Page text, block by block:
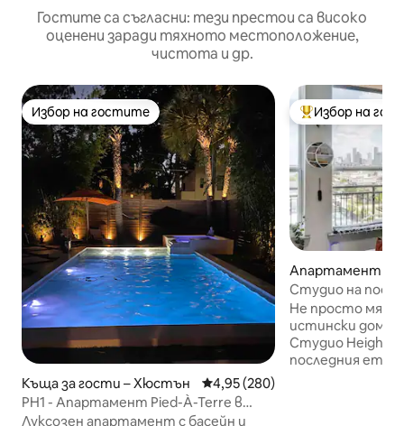
Гостите са съгласни: тези престои са високо
оценени заради тяхното местоположение,
чистота и др.
Избор на гостите
Избор на гостите
Къща за гости – Хюстън Средна оценка: 4,95 от 5,
4,95 (280)
PH1 - Апартамент Pied-À-Terre в
къщата до басейна
Луксозен апартамент с басейн и
Най-популярен
Избор на
Апартамент –
Студио на
изглед към Ню
центъра, басейн
Не просто
истински дом
Студио Heights/
последния